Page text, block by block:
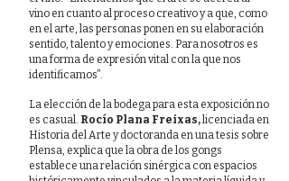
vino en cuanto al proceso creativo y a que, como
en el arte, las personas ponen en su elaboración
sentido, talento y emociones. Para nosotros es
una forma de expresión vital con la que nos
identificamos”.
La elección de la bodega para esta exposición no
es casual. Rocío Plana Freixas,licenciada en
Historia del Arte y doctoranda en una tesis sobre
Plensa, explica que la obra de los gongs
establece una relación sinérgica con espacios